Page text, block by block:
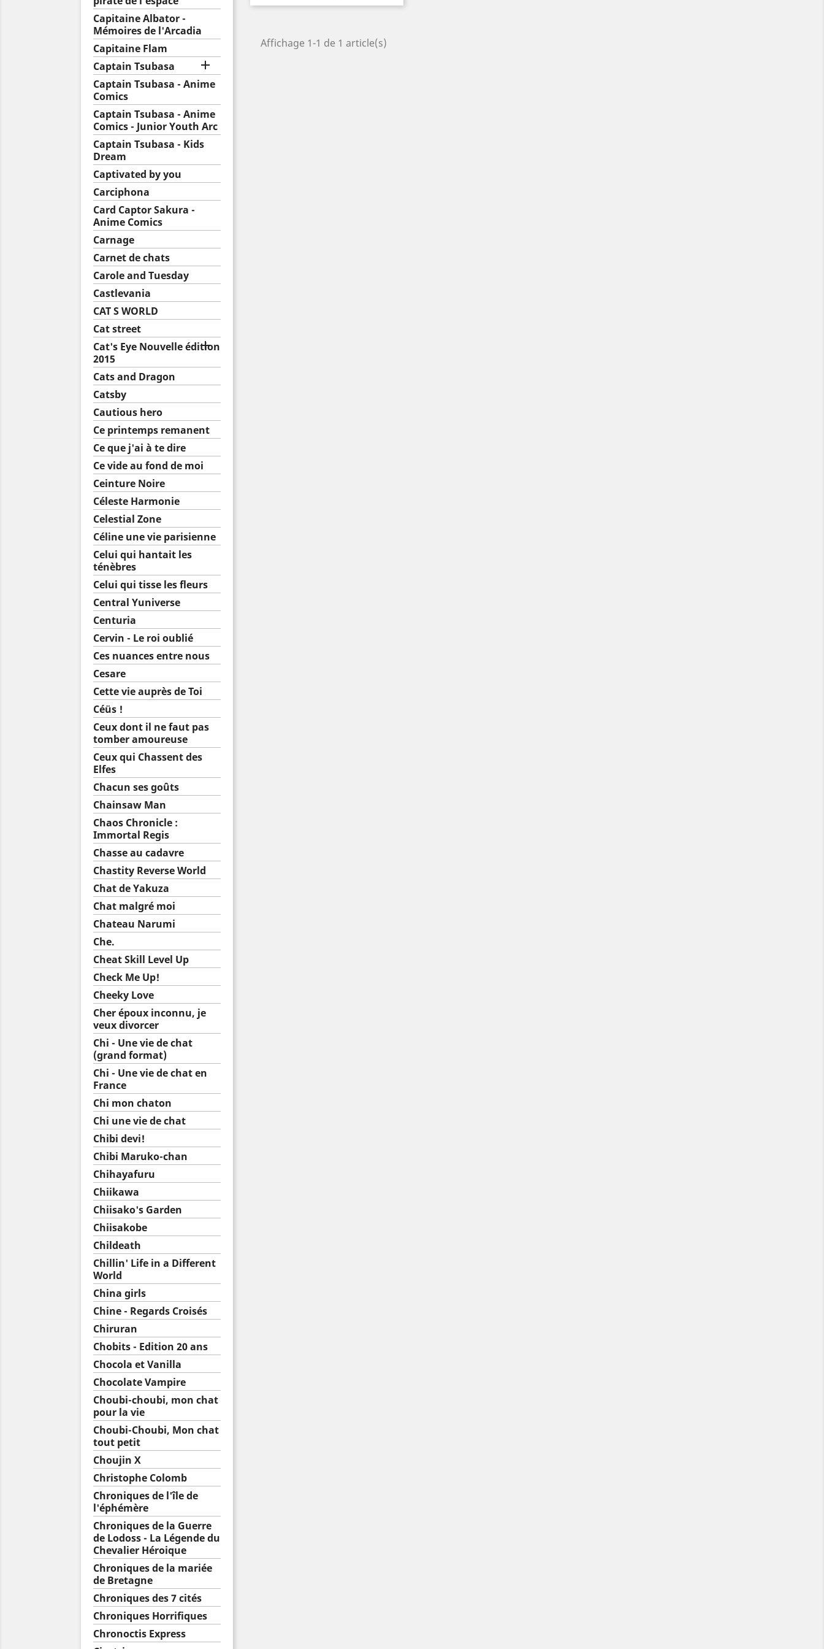
Capitaine Albator -
Mémoires de l'Arcadia
Capitaine Flam
Captain Tsubasa

Captain Tsubasa - Anime
Comics
Captain Tsubasa - Anime
Comics - Junior Youth Arc
Captain Tsubasa - Kids
Dream
Captivated by you
Carciphona
Card Captor Sakura -
Anime Comics
Carnage
Carnet de chats
Carole and Tuesday
Castlevania
CAT S WORLD
Cat street
Cat's Eye Nouvelle édition
2015

Cats and Dragon
Catsby
Cautious hero
Ce printemps remanent
Ce que j'ai à te dire
Ce vide au fond de moi
Ceinture Noire
Céleste Harmonie
Celestial Zone
Céline une vie parisienne
Celui qui hantait les
ténèbres
Celui qui tisse les fleurs
Central Yuniverse
Centuria
Cervin - Le roi oublié
Ces nuances entre nous
Cesare
Cette vie auprès de Toi
Céüs !
Ceux dont il ne faut pas
tomber amoureuse
Ceux qui Chassent des
Elfes
Chacun ses goûts
Chainsaw Man
Chaos Chronicle :
Immortal Regis
Chasse au cadavre
Chastity Reverse World
Chat de Yakuza
Chat malgré moi
Chateau Narumi
Che.
Cheat Skill Level Up
Check Me Up!
Cheeky Love
Cher époux inconnu, je
veux divorcer
Chi - Une vie de chat
(grand format)
Chi - Une vie de chat en
France
Chi mon chaton
Chi une vie de chat
Chibi devi!
Chibi Maruko-chan
Chihayafuru
Chiikawa
Chiisako's Garden
Chiisakobe
Childeath
Chillin' Life in a Different
World
China girls
Chine - Regards Croisés
Chiruran
Chobits - Edition 20 ans
Chocola et Vanilla
Chocolate Vampire
Choubi-choubi, mon chat
pour la vie
Choubi-Choubi, Mon chat
tout petit
Choujin X
Christophe Colomb
Chroniques de l'île de
l'éphémère
Chroniques de la Guerre
de Lodoss - La Légende du
Chevalier Héroique
Chroniques de la mariée
de Bretagne
Chroniques des 7 cités
Chroniques Horrifiques
Chronoctis Express
Affichage 1-1 de 1 article(s)